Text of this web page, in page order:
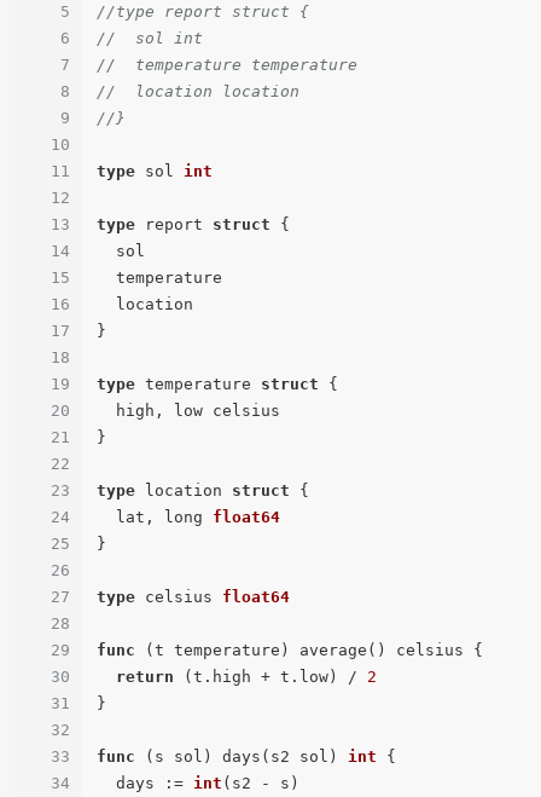
5
6
7
8
9
10
11
12
13
14
15
16
17
18
19
20
21
22
23
24
25
26
27
28
29
30
31
32
33
34
//type report struct {
//  sol int
//  temperature temperature
//  location location
//}
type sol int
type report struct {
}
type temperature struct {
}
type location struct {
  lat, long
float64
}
type celsius float64
func (t temperature)
average() celsius {
return (t.high + t.low) / 2
}
func (s sol) days(s2 sol) int {
  days :=
int (s2 - s)